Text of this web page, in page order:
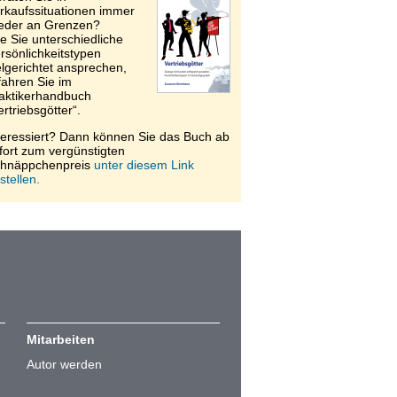
immer
an Grenzen?
Sie unterschiedliche
ansprechen,
Sie im
Dann können Sie das Buch ab
zum vergünstigten
unter diesem Link
Mitarbeiten
Autor werden